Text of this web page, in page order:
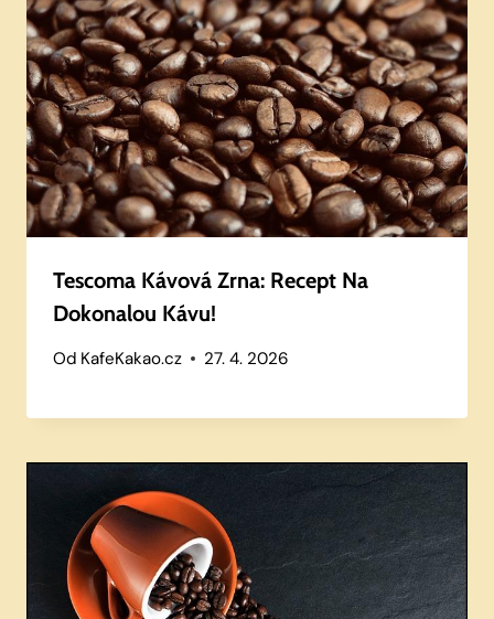
Tescoma Kávová Zrna: Recept Na
Dokonalou Kávu!
Od KafeKakao.cz 27. 4. 2026